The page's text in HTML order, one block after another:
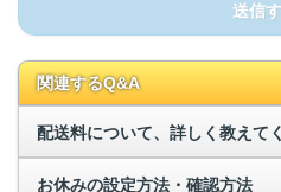
送信
関連するQ&A
配送料について、詳しく教えて
お休みの設定方法・確認方法